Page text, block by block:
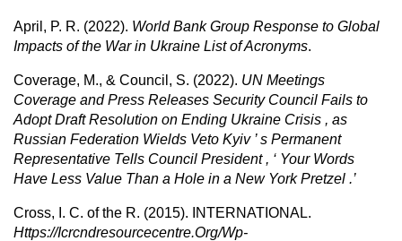
April, P. R. (2022). World Bank Group Response to Global
Impacts of the War in Ukraine List of Acronyms.
Coverage, M., & Council, S. (2022). UN Meetings
Coverage and Press Releases Security Council Fails to
Adopt Draft Resolution on Ending Ukraine Crisis , as
Russian Federation Wields Veto Kyiv ’ s Permanent
Representative Tells Council President , ‘ Your Words
Have Less Value Than a Hole in a New York Pretzel .’
Cross, I. C. of the R. (2015). INTERNATIONAL.
Https://Icrcndresourcecentre.Org/Wp-